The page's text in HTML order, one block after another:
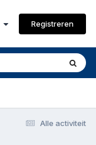
Registreren
Alle activiteit